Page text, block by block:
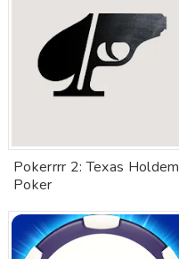
Pokerrrr 2: Texas Holdem
Poker